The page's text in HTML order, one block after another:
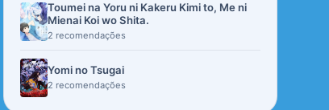
Toumei na Yoru ni Kakeru Kimi to, Me ni
Mienai Koi wo Shita.
2 recomendações
Yomi no Tsugai
2 recomendações